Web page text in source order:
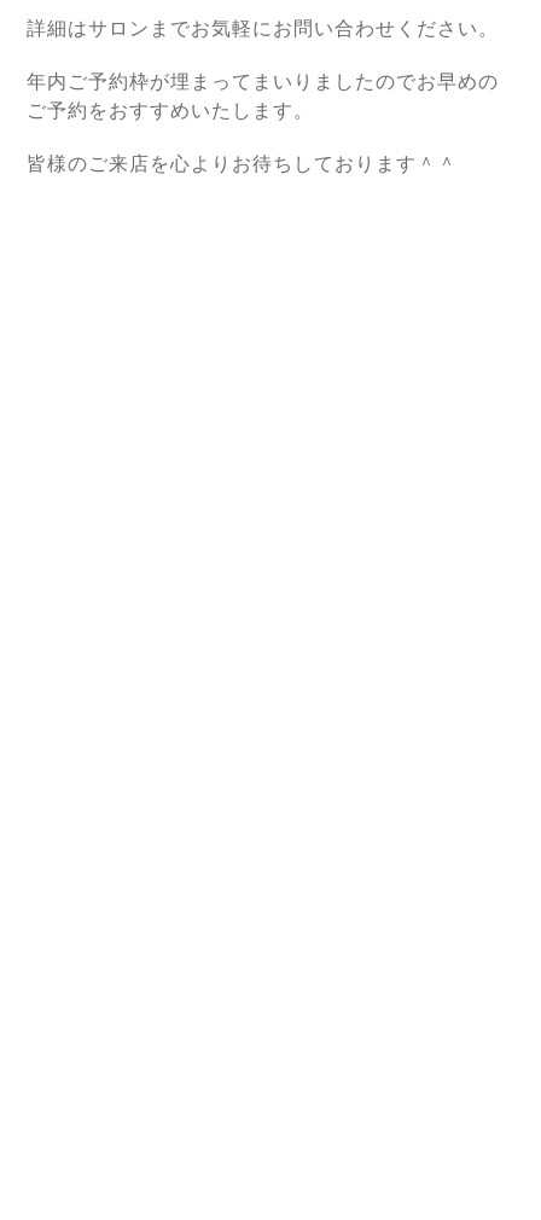
詳細はサロンまでお気軽にお問い合わせください。
年内ご予約枠が埋まってまいりましたのでお早めの
ご予約をおすすめいたします。
皆様のご来店を心よりお待ちしております＾＾